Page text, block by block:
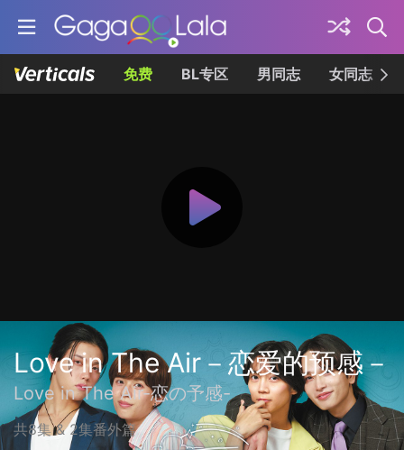
免费 BL专区 男同志 女同志
Love in The Air－恋爱的预感－
Love in The Air-恋の予感-
共8集 & 2集番外篇